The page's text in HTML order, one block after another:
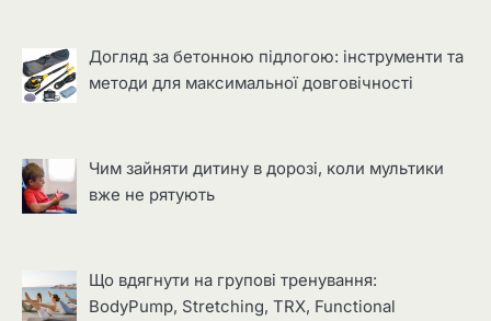
Догляд за бетонною підлогою: інструменти та
методи для максимальної довговічності
Чим зайняти дитину в дорозі, коли мультики
вже не рятують
Що вдягнути на групові тренування:
BodyPump, Stretching, TRX, Functional